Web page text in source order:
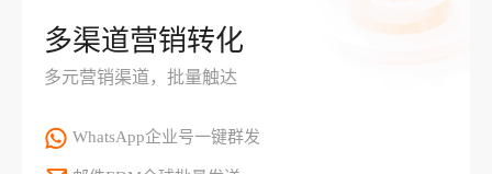
多渠道营销转化
多元营销渠道，批量触达
WhatsApp企业号一键群发